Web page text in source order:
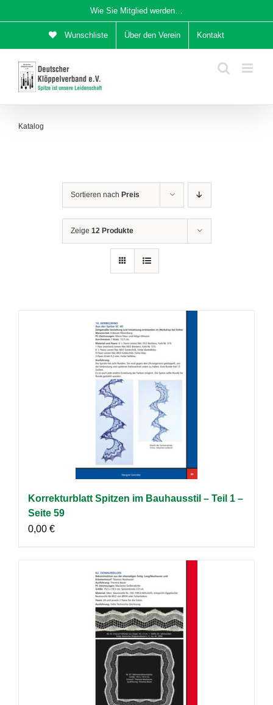
Inhalt
Wie Sie Mitglied werden…
Wunschliste Über den Verein Kontakt
Katalog
Sortieren nach Preis
Zeige 12 Produkte
Korrekturblatt Spitzen im Bauhausstil – Teil 1 –
Seite 59
0,00 €